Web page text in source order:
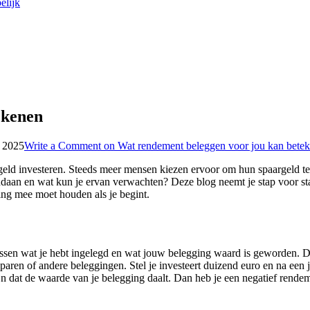
2025Write a Comment on Wat rendement beleggen voor jou kan
investeren. Steeds meer mensen kiezen ervoor om hun spaargeld
en wat kun je ervan verwachten? Deze blog neemt je stap voor
mee moet houden als je begint.
wat je hebt ingelegd en wat jouw belegging waard is
of andere beleggingen. Stel je investeert duizend euro en na
de waarde van je belegging daalt. Dan heb je een negatief